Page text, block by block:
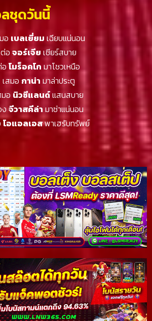
ชุดวันนี้
อ เบลเยี่ยม เฉียบแน่นอน
ต่อ จอร์เจีย เชียร์สบาย
โมร็อคโก มาโชวเหนือ
เสมอ กาน่า มาล่าประตู
อ นิวซีแลนด์แสนสบาย
จีวาสคีล่า มาซ่าแน่นอน
โอแอลเอสพาเฮรับทรัพย์